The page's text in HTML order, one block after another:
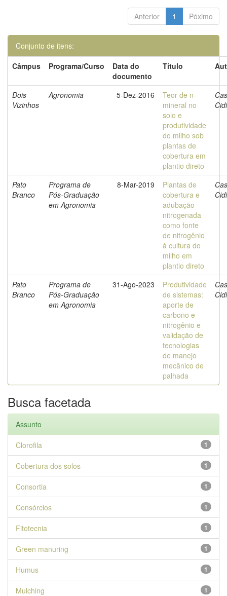
Anterior 1 Póximo
Conjunto de itens:
Câmpus
Programa/Curso
Data do
documento
Título
Dois
Vizinhos
Agronomia 5-Dez-2016
Teor de n-
mineral no
solo e
produtividade
do milho sob
plantas de
cobertura em
plantio direto
Pato
Branco
Programa de
Pós-Graduação
em Agronomia
8-Mar-2019
Plantas de
cobertura e
adubação
nitrogenada
como fonte
de nitrogênio
à cultura do
milho em
plantio direto
Pato
Branco
Programa de
Pós-Graduação
em Agronomia
31-Ago-2023
Produtividade
de sistemas:
aporte de
carbono e
nitrogênio e
validação de
tecnologias
de manejo
mecânico de
palhada
Busca facetada
Assunto
1
Clorofila
1
Cobertura dos solos
1
Consortia
1
Consórcios
1
Fitotecnia
1
Green manuring
1
Humus
1
Mulching